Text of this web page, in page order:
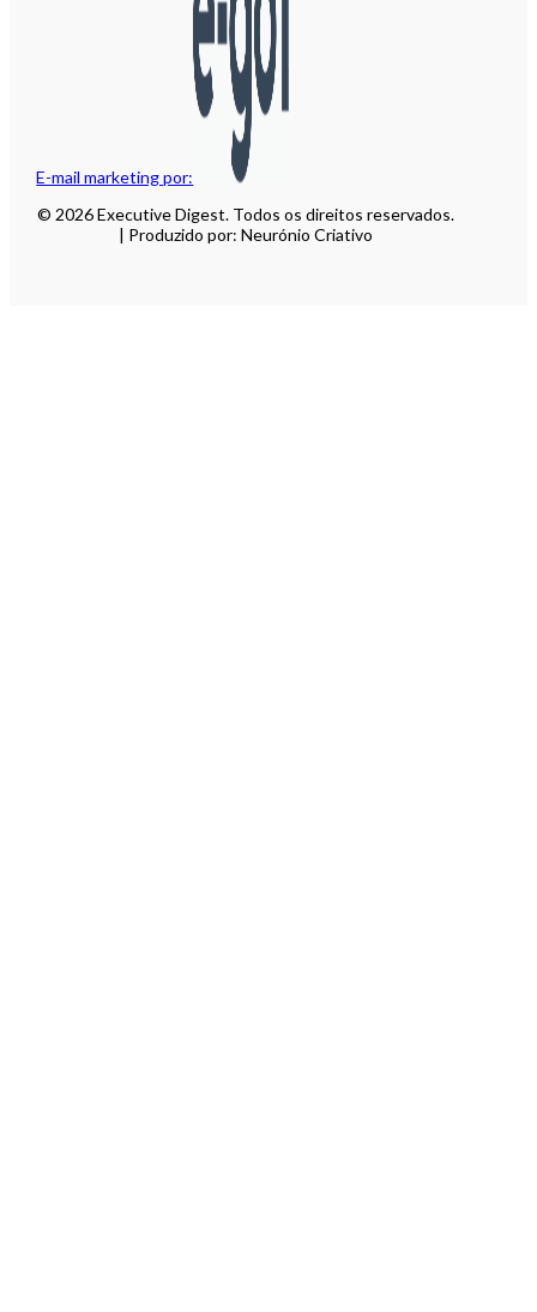
E-mail marketing por:
© 2026 Executive Digest. Todos os direitos reservados.
| Produzido por: Neurónio Criativo